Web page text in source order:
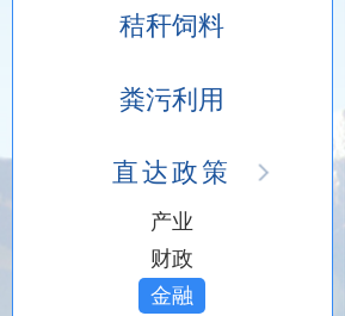
秸秆饲料
粪污利用
直达政策
产业
财政
金融